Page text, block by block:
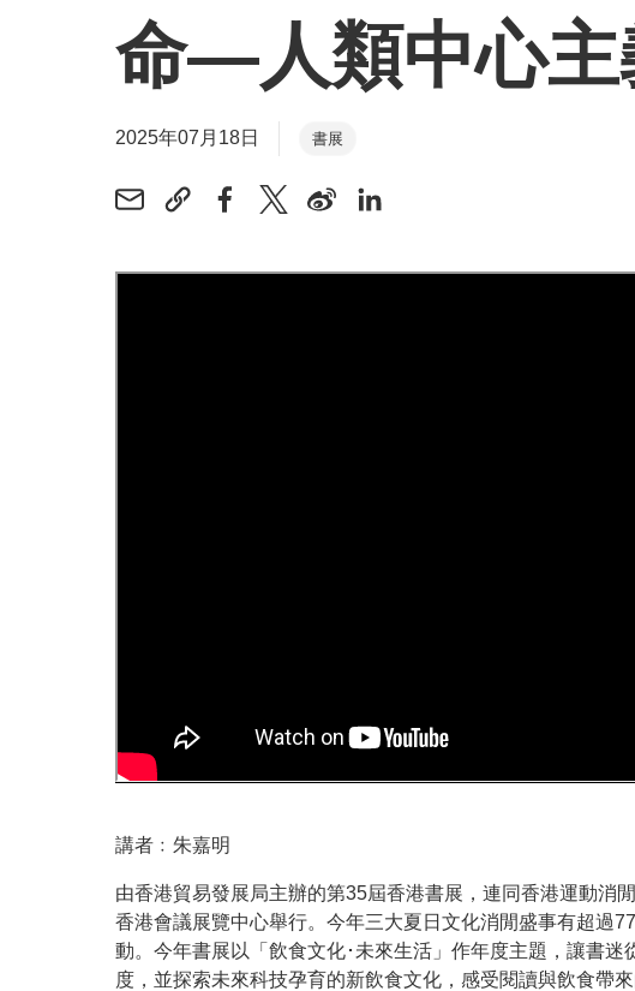
命—人類中心主
2025年07月18日 書展
講者﹕朱嘉明
由香港貿易發展局主辦的第35屆香港書展，連同香港運動消
香港會議展覽中心舉行。今年三大夏日文化消閒盛事有超過
動。今年書展以「飲食文化･未來生活」作年度主題，讓書
度，並探索未來科技孕育的新飲食文化，感受閱讀與飲食帶來